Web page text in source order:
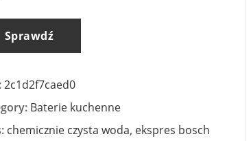
Sprawdź
2c1d2f7caed0
Baterie kuchenne
chemicznie czysta woda, ekspres bosch